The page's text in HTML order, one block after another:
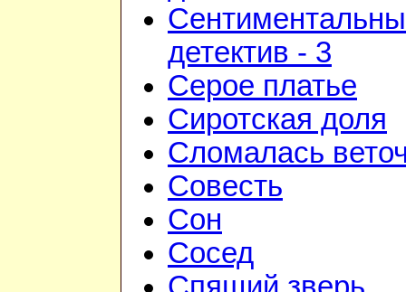
детектив - 3
Серое платье
Сиротская доля
Сломалась
Совесть
Сон
Сосед